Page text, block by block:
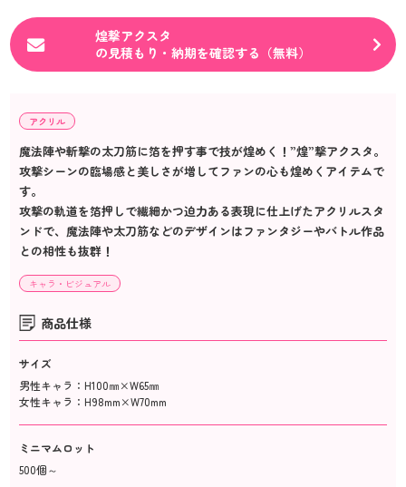
煌撃アクスタ
の見積もり・納期を確認する（無料）
アクリル
魔法陣や斬撃の太刀筋に箔を押す事で技が煌めく！”煌”撃アクスタ。
攻撃シーンの臨場感と美しさが増してファンの心も煌めくアイテムで
す。
攻撃の軌道を箔押しで繊細かつ迫力ある表現に仕上げたアクリルスタ
ンドで、魔法陣や太刀筋などのデザインはファンタジーやバトル作品
との相性も抜群！
キャラ・ビジュアル
商品仕様
サイズ
男性キャラ：H100㎜×W65㎜
女性キャラ：H98mm×W70mm
ミニマムロット
500個～